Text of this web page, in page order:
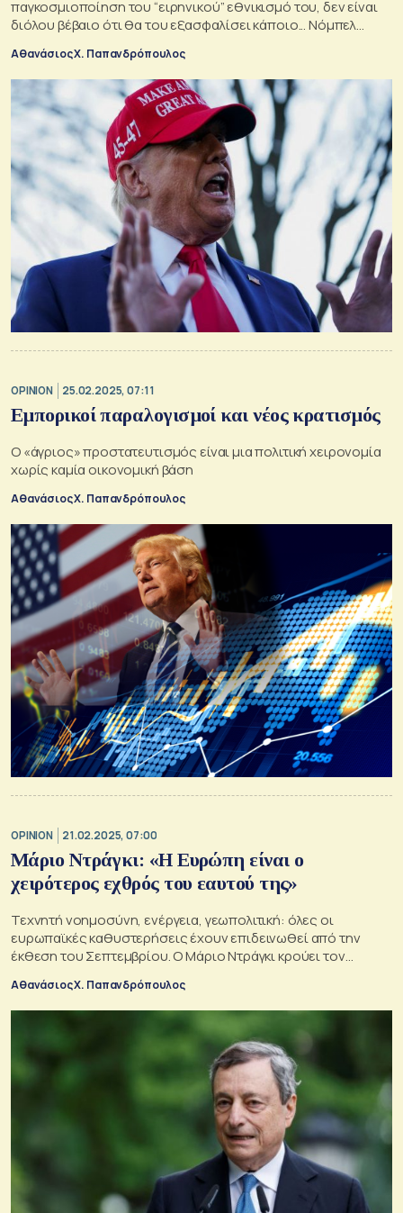
παγκοσμιοποίηση του “ειρηνικού” εθνικισμό του, δεν είναι
διόλου βέβαιο ότι θα του εξασφαλίσει κάποιο... Νόμπελ
Αθανάσιος Χ. Παπανδρόπουλος
OPINION 25.02.2025, 07:11
Εμπορικοί παραλογισμοί και νέος κρατισμός
Ο «άγριος» προστατευτισμός είναι μια πολιτική χειρονομία
χωρίς καμία οικονομική βάση
Αθανάσιος Χ. Παπανδρόπουλος
OPINION 21.02.2025, 07:00
Μάριο Ντράγκι: «Η Ευρώπη είναι ο
χειρότερος εχθρός του εαυτού της»
Τεχνητή νοημοσύνη, ενέργεια, γεωπολιτική: όλες οι
ευρωπαϊκές καθυστερήσεις έχουν επιδεινωθεί από την
έκθεση του Σεπτεμβρίου. Ο Μάριο Ντράγκι κρούει τον
Αθανάσιος Χ. Παπανδρόπουλος